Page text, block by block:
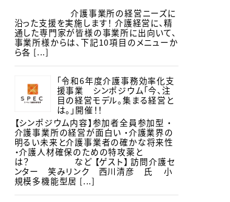
介護事業所の経営ニーズに
沿った支援を実施します！ 介護経営に、精
通した専門家が皆様の事業所に出向いて、
事業所様からは、下記10項目のメニューか
ら各 [...]
「令和6年度介護事務効率化支
援事業 シンポジウム「今、注
目の経営モデル。集まる経営と
は。」開催！！
【シンポジウム内容】参加者全員参加型 ・
介護事業所の経営が面白い ・介護業界の
明るい未来と介護事業者の確かな将来性
・介護人材確保のための特攻薬と
は？ など 【ゲスト】 訪問介護セ
ンター 笑みリンク 西川清彦 氏 小
規模多機能型居 [...]